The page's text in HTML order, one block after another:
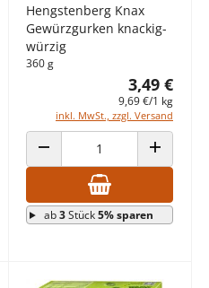
ERHÖHEN
Hengstenberg Knax
Gewürzgurken knackig-
würzig
360 g
3,49 €
9,69 €/1 kg
inkl. MwSt., zzgl. Versand
ANZAHL VERRINGERN ANZAHL
ab3Stück5% sparen